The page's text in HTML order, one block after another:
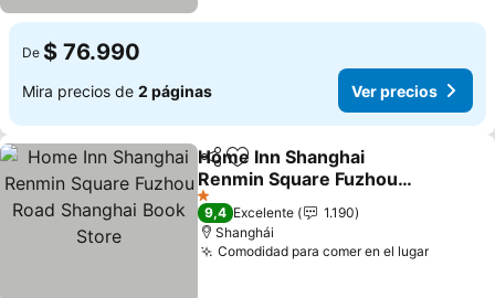
De $ 76.990
Mira precios de 2 páginas Ver precios
CompartirAgregar a favoritos
Home Inn Shanghai
Renmin Square Fuzhou
Road Shanghai Book
Store
Ver precios
1 Estrellas
9,4 Excelente
1.190
Shanghái
Comodidad para comer en el lugarVer